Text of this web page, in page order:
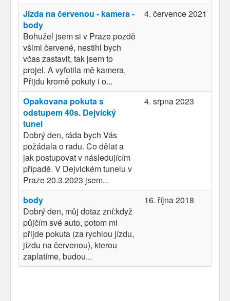
Jízda na červenou - kamera -
body
Bohužel jsem si v Praze pozdě
všiml červené, nestihl bych
včas zastavit, tak jsem to
projel. A vyfotila mě kamera,
Přijdu kromě pokuty i o...
4. července 2021
Opakovana pokuta s
odstupem 40s. Dejvický
tunel
Dobrý den, ráda bych Vás
požádala o radu. Co dělat a
jak postupovat v následujícím
případě. V Dejvickém tunelu v
Praze 20.3.2023 jsem...
4. srpna 2023
body
Dobrý den, můj dotaz zní:když
půjčím své auto, potom mi
přijde pokuta (za rychlou jízdu,
jízdu na červenou), kterou
zaplatíme, budou...
16. října 2018